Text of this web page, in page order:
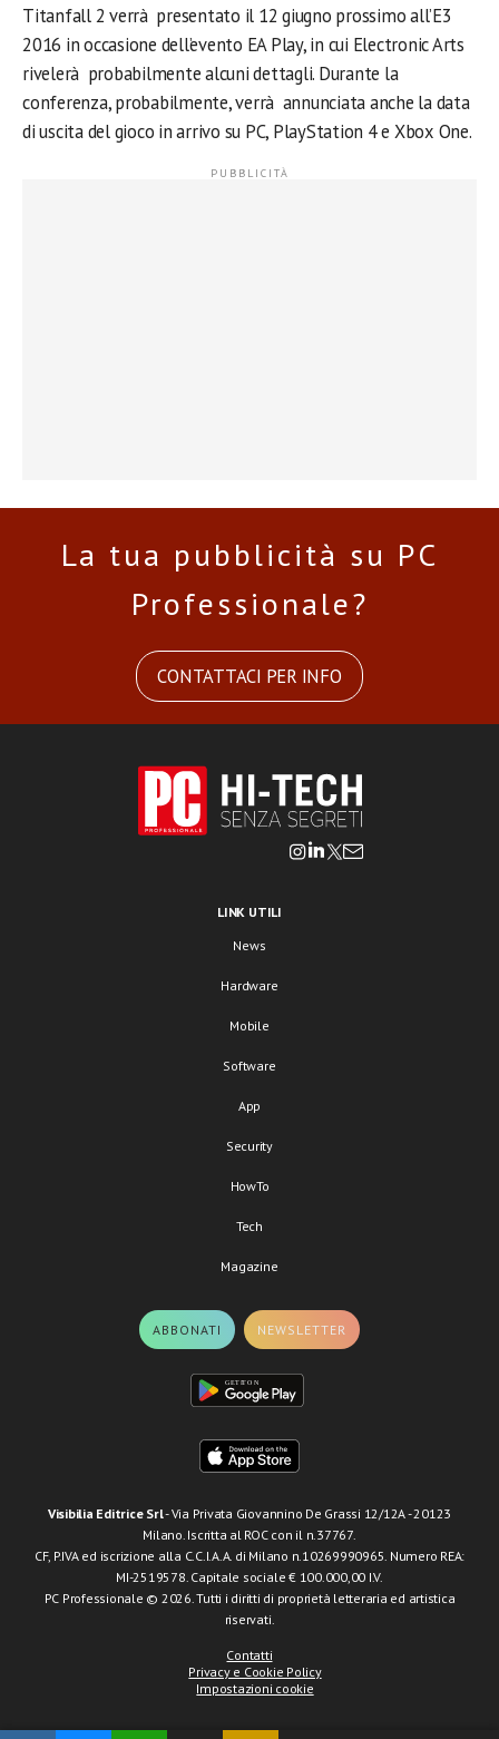
Titanfall 2 verrà presentato il 12 giugno prossimo all’E3
2016 in occasione dell’evento EA Play, in cui Electronic Arts
rivelerà probabilmente alcuni dettagli. Durante la
conferenza, probabilmente, verrà annunciata anche la data
di uscita del gioco in arrivo su PC, PlayStation 4 e Xbox One.
La tua pubblicità su PC
Professionale?
CONTATTACI PER INFO
LINK UTILI
News
Hardware
Mobile
Software
App
Security
HowTo
Tech
Magazine
ABBONATI NEWSLETTER
Visibilia Editrice Srl- Via Privata Giovannino De Grassi 12/12A - 20123
Milano. Iscritta al ROC con il n.37767.
CF, P.IVA ed iscrizione alla C.C.I.A.A. di Milano n.10269990965. Numero REA:
MI-2519578. Capitale sociale € 100.000,00 I.V.
PC Professionale © 2026. Tutti i diritti di proprietà letteraria ed artistica
riservati.
Contatti
Privacy e Cookie Policy
Impostazioni cookie